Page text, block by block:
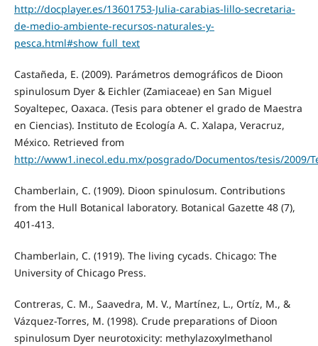
http://docplayer.es/13601753-Julia-carabias-lillo-secretaria-
de-medio-ambiente-recursos-naturales-y-
pesca.html#show_full_text
Castañeda, E. (2009). Parámetros demográficos de Dioon
spinulosum Dyer & Eichler (Zamiaceae) en San Miguel
Soyaltepec, Oaxaca. (Tesis para obtener el grado de Maestra
en Ciencias). Instituto de Ecología A. C. Xalapa, Veracruz,
México. Retrieved from
http://www1.inecol.edu.mx/posgrado/Documentos/tesis/2009/
Chamberlain, C. (1909). Dioon spinulosum. Contributions
from the Hull Botanical laboratory. Botanical Gazette 48 (7),
401-413.
Chamberlain, C. (1919). The living cycads. Chicago: The
University of Chicago Press.
Contreras, C. M., Saavedra, M. V., Martínez, L., Ortíz, M., &
Vázquez-Torres, M. (1998). Crude preparations of Dioon
spinulosum Dyer neurotoxicity: methylazoxylmethanol